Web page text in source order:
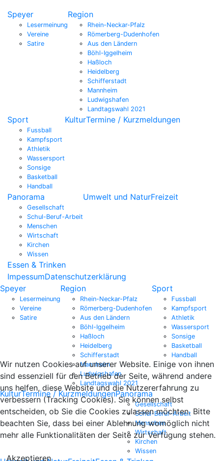
Speyer
Lesermeinung
Vereine
Satire
Region
Rhein-Neckar-Pfalz
Römerberg-Dudenhofen
Aus den Ländern
Böhl-Iggelheim
Haßloch
Heidelberg
Schifferstadt
Mannheim
Ludwigshafen
Landtagswahl 2021
Sport
Fussball
Kampfsport
Athletik
Wassersport
Sonsige
Basketball
Handball
KulturTermine / Kurzmeldungen
Panorama
Gesellschaft
Schul-Beruf-Arbeit
Menschen
Wirtschaft
Kirchen
Wissen
Umwelt und NaturFreizeit
Essen & Trinken
ImpessumDatenschutzerklärung
Speyer
Lesermeinung
Vereine
Satire
Region
Rhein-Neckar-Pfalz
Römerberg-Dudenhofen
Aus den Ländern
Böhl-Iggelheim
Haßloch
Heidelberg
Schifferstadt
Mannheim
Ludwigshafen
Landtagswahl 2021
Sport
Fussball
Kampfsport
Athletik
Wassersport
Sonsige
Basketball
Handball
KulturTermine / KurzmeldungenPanorama
Gesellschaft
Schul-Beruf-Arbeit
Menschen
Wirtschaft
Kirchen
Wissen
Wir nutzen Cookies auf unserer Website. Einige von ihnen
sind essenziell für den Betrieb der Seite, während andere
uns helfen, diese Website und die Nutzererfahrung zu
verbessern (Tracking Cookies). Sie können selbst
entscheiden, ob Sie die Cookies zulassen möchten. Bitte
beachten Sie, dass bei einer Ablehnung womöglich nicht
mehr alle Funktionalitäten der Seite zur Verfügung stehen.
Akzeptieren